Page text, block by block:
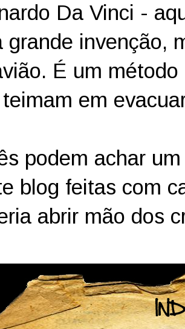
Da Vinci -
grande invenção,
É um
em
podem achar
blog feitas com
abrir mão dos